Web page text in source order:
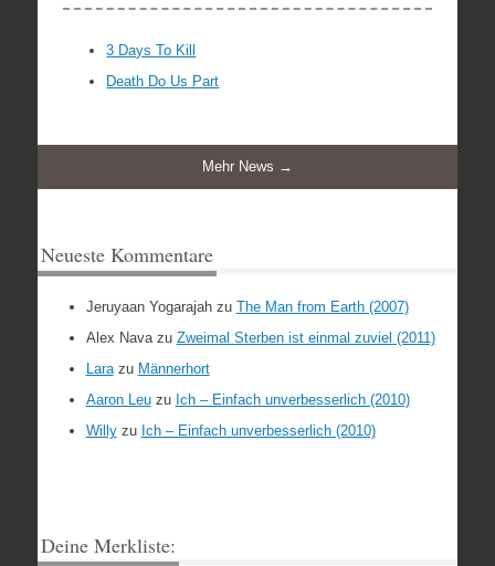
3 Days To Kill
Death Do Us Part
Mehr News →
Neueste Kommentare
Jeruyaan Yogarajahzu The Man from Earth (2007)
Alex Navazu Zweimal Sterben ist einmal zuviel (2011)
Larazu Männerhort
Aaron Leuzu Ich – Einfach unverbesserlich (2010)
Willyzu Ich – Einfach unverbesserlich (2010)
Deine Merkliste: